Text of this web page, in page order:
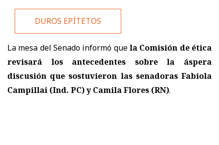
DUROS EPÍTETOS
La mesa del Senado informó quela Comisión de ética
revisará los antecedentes sobre la áspera
discusión que sostuvieron las senadoras Fabiola
Campillai (Ind. PC) y Camila Flores (RN).